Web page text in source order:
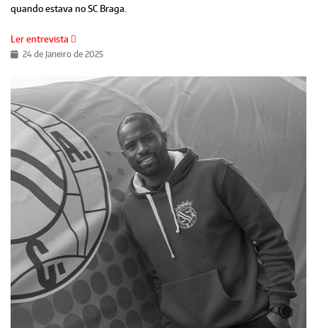
quando estava no SC Braga.
Ler entrevista
24 de Janeiro de 2025